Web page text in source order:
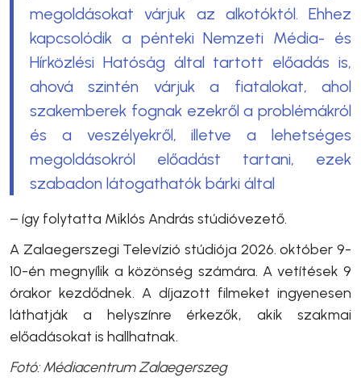
megoldásokat várjuk az alkotóktól. Ehhez
kapcsolódik a pénteki Nemzeti Média- és
Hírközlési Hatóság által tartott előadás is,
ahová szintén várjuk a fiatalokat, ahol
szakemberek fognak ezekről a problémákról
és a veszélyekről, illetve a lehetséges
megoldásokról előadást tartani, ezek
szabadon látogathatók bárki által
– így folytatta Miklós András stúdióvezető.
A Zalaegerszegi Televízió stúdiója 2026. október 9-
10-én megnyílik a közönség számára. A vetítések 9
órakor kezdődnek. A díjazott filmeket ingyenesen
láthatják a helyszínre érkezők, akik szakmai
előadásokat is hallhatnak.
Fotó: Médiacentrum Zalaegerszeg